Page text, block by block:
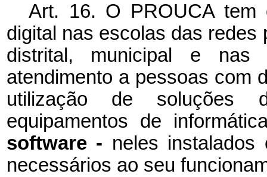
Art. 16. O PROUCA tem
digital nas escolas das redes
distrital, municipal e
atendimento a pessoas com
utilização de soluções
equipamentos de
software - neles
necessários ao seu